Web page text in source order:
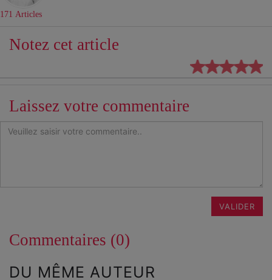
171 Articles
Notez cet article
Laissez votre commentaire
VALIDER
Commentaires (0)
DU MÊME AUTEUR